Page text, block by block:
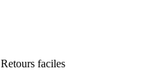
Retours faciles